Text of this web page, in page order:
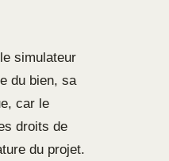
simulateur
du bien, sa
car le
droits de
du projet.